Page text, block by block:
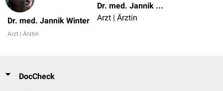
Dr. med. Jannik Winter
Arzt | Ärztin
Dr. med. Jannik Winter
Arzt | Ärztin
DocCheck